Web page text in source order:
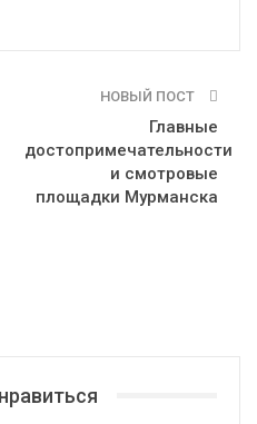
НОВЫЙ ПОСТ
Главные
достопримечательности
и смотровые
площадки Мурманска